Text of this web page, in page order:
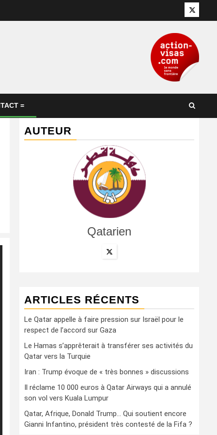
Twitter
=
AUTEUR
Qatarien
ARTICLES RÉCENTS
Le Qatar appelle à faire pression sur Israël pour le
respect de l’accord sur Gaza
Le Hamas s’apprêterait à transférer ses activités du
Qatar vers la Turquie
Iran : Trump évoque de « très bonnes » discussions
Il réclame 10 000 euros à Qatar Airways qui a annulé
son vol vers Kuala Lumpur
Qatar, Afrique, Donald Trump… Qui soutient encore
Gianni Infantino, président très contesté de la Fifa ?